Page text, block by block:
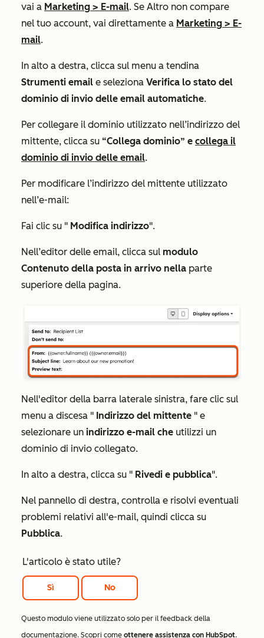
vai a Marketing > E-mail. Se Altro non compare
nel tuo account, vai direttamente a Marketing > E-
mail.
In alto a destra, clicca sul menu a tendina
Strumenti email e seleziona Verifica lo stato del
dominio di invio delle email automatiche.
Per collegare il dominio utilizzato nell’indirizzo del
mittente, clicca su “Collega dominio” e collega il
dominio di invio delle email.
Per modificare l’indirizzo del mittente utilizzato
nell’e-mail:
Fai clic su " Modifica indirizzo".
Nell’editor delle email, clicca sul modulo
Contenuto della posta in arrivo nella parte
superiore della pagina.
Nell'editor della barra laterale sinistra, fare clic sul
menu a discesa " Indirizzo del mittente " e
selezionare un indirizzo e-mail che utilizzi un
dominio di invio collegato.
In alto a destra, clicca su " Rivedi e pubblica".
Nel pannello di destra, controlla e risolvi eventuali
problemi relativi all'e-mail, quindi clicca su
Pubblica.
L'articolo è stato utile?
Sì No
Questo modulo viene utilizzato solo per il feedback della
documentazione. Scopri come ottenere assistenza con HubSpot.